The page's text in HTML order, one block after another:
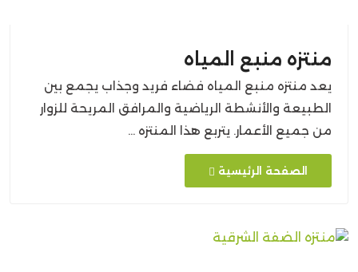
منتزه منبع المياه
يعد منتزه منبع المياه فضاء فريد وجذاب يجمع بين
الطبيعة والأنشطة الرياضية والمرافق المريحة للزوار
من جميع الأعمار. يتربع هذا المنتزه …
الصفحة الرئيسية